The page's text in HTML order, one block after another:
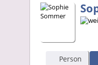
Person